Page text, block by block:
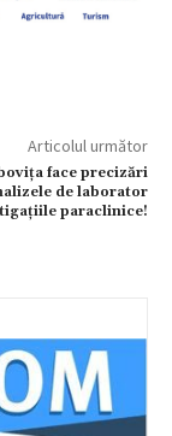
Articolul următor
face precizări
de laborator
paraclinice!